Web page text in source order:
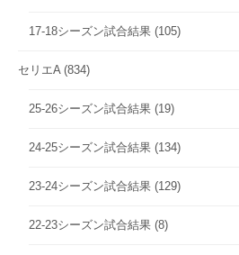
17-18シーズン試合結果 (105)
セリエA (834)
25-26シーズン試合結果 (19)
24-25シーズン試合結果 (134)
23-24シーズン試合結果 (129)
22-23シーズン試合結果 (8)